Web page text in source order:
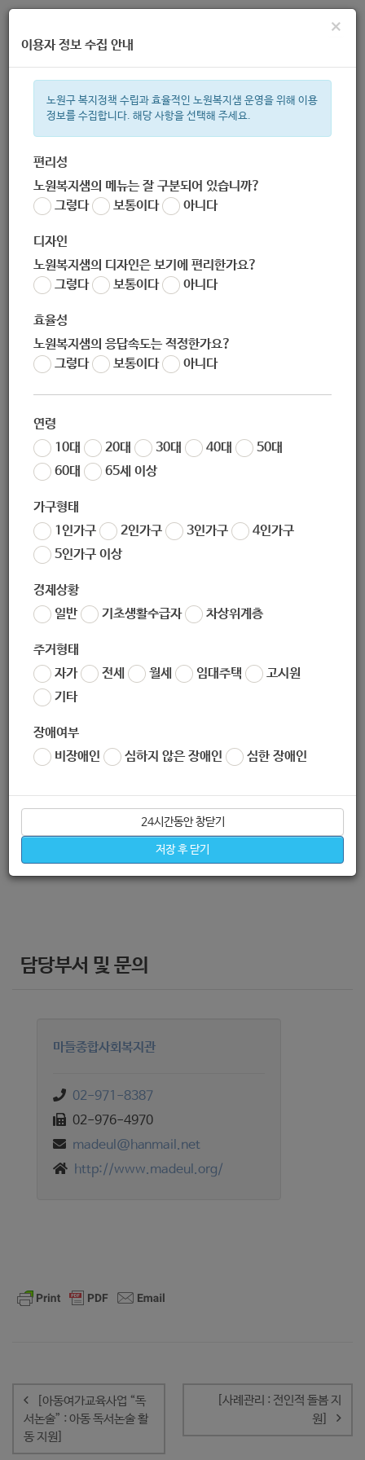
주간 인기검색어
한눈으로 보는 복지 정보
×
이용자 정보 수집 안내
노원구 복지정책 수립과 효율적인 노원복지샘 운영을 위해 이용
정보를 수집합니다. 해당 사항을 선택해 주세요.
편리성
노원복지샘의 메뉴는 잘 구분되어 있습니까?
그렇다
보통이다 아니다
디자인
노원복지샘의 디자인은 보기에 편리한가요?
그렇다
보통이다 아니다
효율성
노원복지샘의 응답속도는 적정한가요?
그렇다
보통이다 아니다
연령
10대
20대 30대 40대
50대
60대
65세 이상
가구형태
1인가구
2인가구 3인가구
4인가구
5인가구 이상
경제상황
일반
기초생활수급자 차상위계층
주거형태
자가
전세 월세 임대주택
고시원
기타
장애여부
비장애인
심하지 않은 장애인 심한 장애인
24시간동안 창닫기
저장 후 닫기
[아동여가교육사업 “우쿠렐레교
실“ : 아동 우쿠렐레 수업 지원]
지원대상
노원구 거주 아동(8~13세) 8명
지원내용
악기 연주 경험을 통해 즐거운 여가시간을 보낼 수 있도록 지원
신청방법
복지관 내방 및 유선전화(02-971-8387)
담당부서 및 문의
마들종합사회복지관
02-971-8387
02-976-4970
madeul@hanmail.net
http://www.madeul.org/
내
비
게
이
[아동여가교육사업 “독
서논술” : 아동 독서논술 활
동 지원]
[사례관리 : 전인적 돌봄 지
원]